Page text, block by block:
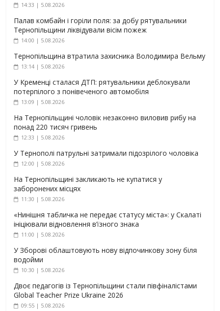
14:33 | 5.08.2026
Палав комбайн і горіли поля: за добу рятувальники
Тернопільщини ліквідували вісім пожеж
14:00 | 5.08.2026
Тернопільщина втратила захисника Володимира Вельму
13:14 | 5.08.2026
У Кременці сталася ДТП: рятувальники деблокували
потерпілого з понівеченого автомобіля
13:09 | 5.08.2026
На Тернопільщині чоловік незаконно виловив рибу на
понад 220 тисяч гривень
12:33 | 5.08.2026
У Тернополі патрульні затримали підозрілого чоловіка
12:00 | 5.08.2026
На Тернопільщині закликають не купатися у
заборонених місцях
11:30 | 5.08.2026
«Нинішня табличка не передає статусу міста»: у Скалаті
ініціювали відновлення в’їзного знака
11:00 | 5.08.2026
У Зборові облаштовують нову відпочинкову зону біля
водойми
10:30 | 5.08.2026
Двоє педагогів із Тернопільщини стали півфіналістами
Global Teacher Prize Ukraine 2026
09:55 | 5.08.2026